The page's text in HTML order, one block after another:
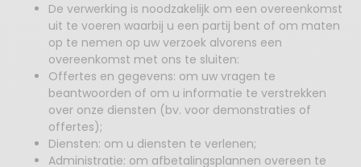
De verwerking is noodzakelijk om een overeenkomst
uit te voeren waarbij u een partij bent of om maten
op te nemen op uw verzoek alvorens een
overeenkomst met ons te sluiten:
Offertes en gegevens: om uw vragen te
beantwoorden of om u informatie te verstrekken
over onze diensten (bv. voor demonstraties of
offertes);
Diensten: om u diensten te verlenen;
Administratie: om afbetalingsplannen overeen te